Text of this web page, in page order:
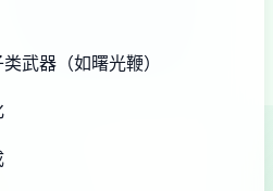
武器（如曙光鞭）